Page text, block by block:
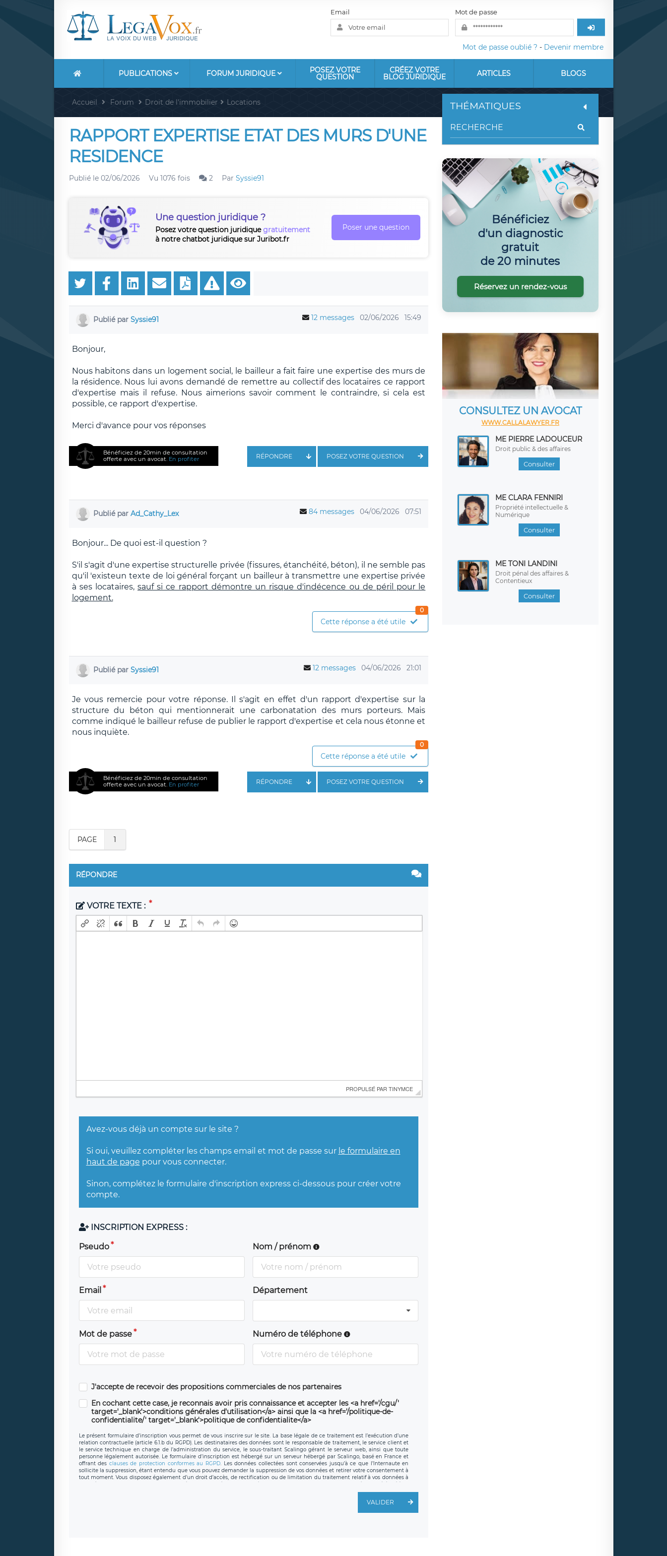
Email Mot de passe
Mot de passe oublié ? - Devenir membre
PUBLICATIONS FORUM JURIDIQUE POSEZ VOTRE
QUESTION
CRÉEZ VOTRE
BLOG JURIDIQUE ARTICLES BLOGS
Accueil Forum Droit de l'immobilier Locations
RAPPORT EXPERTISE ETAT DES MURS D'UNE
RESIDENCE
Publié le 02/06/2026 Vu 1076 fois 2 Par Syssie91
Une question juridique ?
Posez votre question juridiquegratuitement
à notre chatbot juridique sur Juribot.fr
Poser une question
Publié par Syssie91 12 messages 02/06/2026 15:49
Bonjour,
Nous habitons dans un logement social, le bailleur a fait faire une expertise des murs de
la résidence. Nous lui avons demandé de remettre au collectif des locataires ce rapport
d'expertise mais il refuse. Nous aimerions savoir comment le contraindre, si cela est
possible, ce rapport d'expertise.
Merci d'avance pour vos réponses
Bénéficiez de 20min de consultation
offerte avec un avocat. En profiter POSEZ VOTRE QUESTION
RÉPONDRE
Publié par Ad_Cathy_Lex 84 messages 04/06/2026 07:51
Bonjour... De quoi est-il question ?
S'il s'agit d'une expertise structurelle privée (fissures, étanchéité, béton), il ne semble pas
qu'il 'existeun texte de loi général forçant un bailleur à transmettre une expertise privée
à ses locataires,sauf si ce rapport démontre un risque d'indécence ou de péril pour le
logement.
Cette réponse a été utile
0
Publié par Syssie91 12 messages 04/06/2026 21:01
Je vous remercie pour votre réponse. Il s'agit en effet d'un rapport d'expertise sur la
structure du béton qui mentionnerait une carbonatation des murs porteurs. Mais
comme indiqué le bailleur refuse de publier le rapport d'expertise et cela nous étonne et
nous inquiète.
Cette réponse a été utile
0
Bénéficiez de 20min de consultation
offerte avec un avocat. En profiter POSEZ VOTRE QUESTION
RÉPONDRE
PAGE 1
RÉPONDRE
VOTRE TEXTE :
PROPULSÉ PAR TINYMCE
Avez-vous déjà un compte sur le site ?
Si oui, veuillez compléter les champs email et mot de passe sur le formulaire en
haut de page pour vous connecter.
Sinon, complétez le formulaire d'inscription express ci-dessous pour créer votre
compte.
INSCRIPTION EXPRESS :
Pseudo Nom / prénom
Email Département
Mot de passe Numéro de téléphone
J'accepte de recevoir des propositions commerciales de nos partenaires
En cochant cette case, je reconnais avoir pris connaissance et accepter les <a href='/cgu/'
target='_blank'>conditions générales d'utilisation</a> ainsi que la <a href='/politique-de-
confidentialite/' target='_blank'>politique de confidentialite</a>
Le présent formulaire d’inscription vous permet de vous inscrire sur le site. La base légale de ce traitement est l’exécution d’une
relation contractuelle (article 6.1.b du RGPD). Les destinataires des données sont le responsable de traitement, le service client et
le service technique en charge de l’administration du service, le sous-traitant Scalingo gérant le serveur web, ainsi que toute
personne légalement autorisée. Le formulaire d’inscription est hébergé sur un serveur hébergé par Scalingo, basé en France et
offrant des clauses de protection conformes au RGPD. Les données collectées sont conservées jusqu’à ce que l’Internaute en
sollicite la suppression, étant entendu que vous pouvez demander la suppression de vos données et retirer votre consentement à
tout moment. Vous disposez également d’un droit d’accès, de rectification ou de limitation du traitement relatif à vos données à
caractère personnel, ainsi que d’un droit à la portabilité de vos données. Vous pouvez exercer ces droits auprès du délégué à la
protection des données de LÉGAVOX qui exerce au siège social de LÉGAVOX et est joignable à l’adresse mail suivante :
joignable à l’adresse mail : responsabledetraitement@legavox.fr. Vous avez également le droit d’introduire une réclamation
VALIDER
THÉMATIQUES
Bénéficiez
d'un diagnostic
gratuit
de 20 minutes
Réservez un rendez-vous
CONSULTEZ UN AVOCAT
WWW.CALLALAWYER.FR
ME PIERRE LADOUCEUR
Droit public & des affaires
Consulter
ME CLARA FENNIRI
Propriété intellectuelle &
Numérique
Consulter
ME TONI LANDINI
Droit pénal des affaires &
Contentieux
Consulter